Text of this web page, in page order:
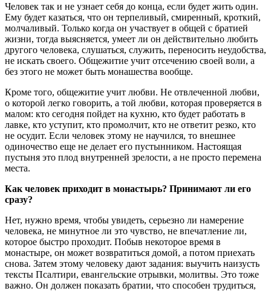
Человек так и не узнает себя до конца, если будет жить один.
Ему будет казаться, что он терпеливый, смиренный, кроткий,
молчаливый. Только когда он участвует в общей с братией
жизни, тогда выясняется, умеет ли он действительно любить
другого человека, слушаться, служить, переносить неудобства,
не искать своего. Общежитие учит отсечению своей воли, а
без этого не может быть монашества вообще.
Кроме того, общежитие учит любви. Не отвлеченной любви,
о которой легко говорить, а той любви, которая проверяется в
малом: кто сегодня пойдет на кухню, кто будет работать в
лавке, кто уступит, кто промолчит, кто не ответит резко, кто
не осудит. Если человек этому не научился, то внешнее
одиночество еще не делает его пустынником. Настоящая
пустыня это плод внутренней зрелости, а не просто перемена
места.
Как человек приходит в монастырь? Принимают ли его
сразу?
Нет, нужно время, чтобы увидеть, серьезно ли намерение
человека, не минутное ли это чувство, не впечатление ли,
которое быстро проходит. Побыв некоторое время в
монастыре, он может возвратиться домой, а потом приехать
снова. Затем этому человеку дают задания: выучить наизусть
тексты Псалтири, евангельские отрывки, молитвы. Это тоже
важно. Он должен показать братии, что способен трудиться,